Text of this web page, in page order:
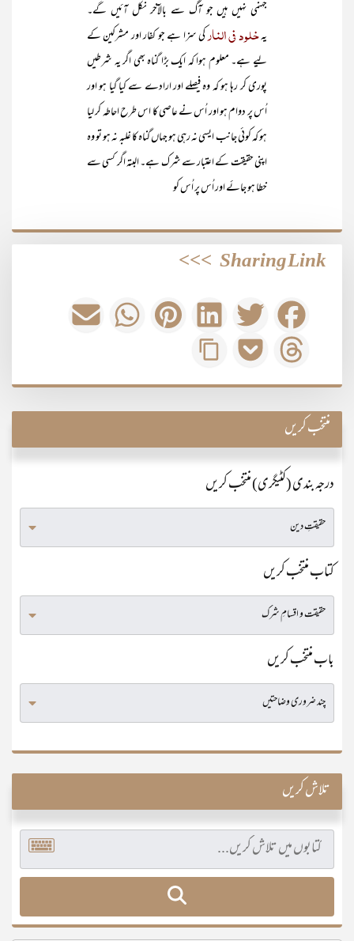
جہنمی نہیں ہیں جو آگ سے بالآخر نکل آئیں گے۔
یہخلود فی النارکی سزا ہے جو کفار اور مشرکین کے
لیے ہے۔ معلوم ہوا کہ ایک بڑا گناہ بھی اگر یہ شرطیں
پوری کر رہا ہو کہ وہ فیصلے اور ارادے سے کیا گیا ہو اور
اُس پر دوام ہو اور اُس نے عاصی کا اس طرح احاطہ کر لیا
ہو کہ کوئی جانب ایسی نہ رہی ہو جہاں گناہ کا غلبہ نہ ہو تو وہ
اپنی حقیقت کے اعتبار سے شرک ہے۔ البتہ اگر کسی سے
خطا ہو جائے اور اُس پر اُس کو
Sharing Link
>>>
منتخب کریں
درجہ بندی (کٹیگری) منتخب کریں
کتاب منتخب کریں
باب منتخب کریں
تلاش کریں